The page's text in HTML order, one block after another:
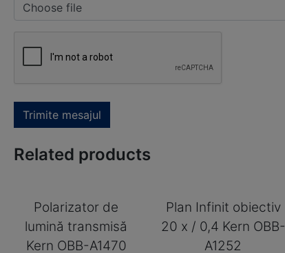
Choose file
Trimite mesajul
Related products
Polarizator de
lumină transmisă
Kern OBB-A1470
Plan Infinit obiectiv
20 x / 0,4 Kern OBB-
A1252